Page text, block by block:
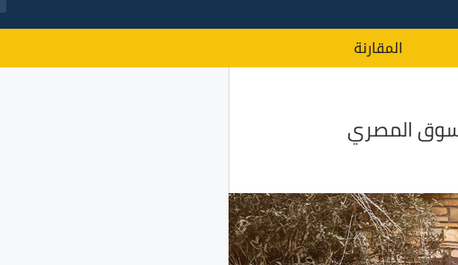
المقارنة
المصري